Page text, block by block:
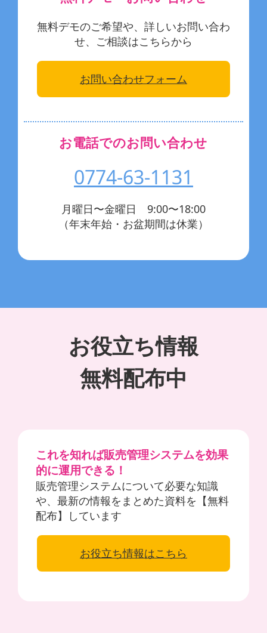
無料デモのご希望や、詳しいお問い合わ
せ、ご相談はこちらから
お問い合わせフォーム
お電話でのお問い合わせ
0774-63-1131
月曜日〜金曜日 9:00〜18:00
（年末年始・お盆期間は休業）
お役立ち情報
無料配布中
これを知れば販売管理システムを効果
的に運用できる！
販売管理システムについて必要な知識
や、最新の情報をまとめた資料を【無料
配布】しています
お役立ち情報はこちら